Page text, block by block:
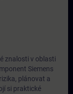
znalosti v oblasti
Siemens
plánovat a
si praktické